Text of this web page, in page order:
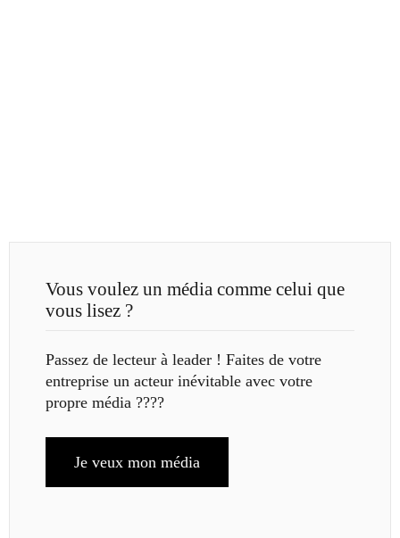
Vous voulez un média comme celui que
vous lisez ?
Passez de lecteur à leader ! Faites de votre
entreprise un acteur inévitable avec votre
propre média ????
Je veux mon média